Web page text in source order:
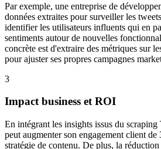
Par exemple, une entreprise de
données extraites pour surveiller les
identifier les utilisateurs influents qui en
sentiments autour de nouvelles
concrète est d'extraire des métriques sur
pour ajuster ses propres campagnes
3
Impact business et ROI
En intégrant les insights issus du
peut augmenter son engagement client de
stratégie de contenu. De plus, la